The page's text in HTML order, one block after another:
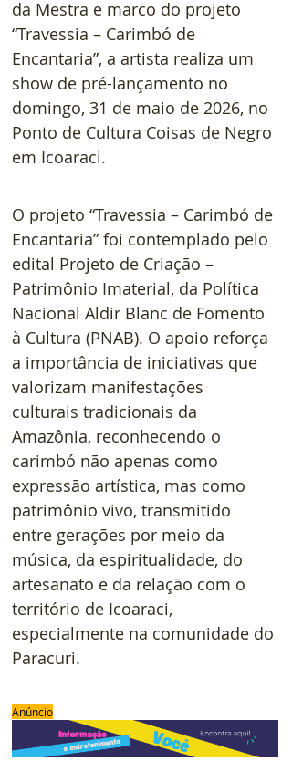
da Mestra e marco do projeto
“Travessia – Carimbó de
Encantaria”, a artista realiza um
show de pré-lançamento no
domingo, 31 de maio de 2026, no
Ponto de Cultura Coisas de Negro
em Icoaraci.
O projeto “Travessia – Carimbó de
Encantaria” foi contemplado pelo
edital Projeto de Criação –
Patrimônio Imaterial, da Política
Nacional Aldir Blanc de Fomento
à Cultura (PNAB). O apoio reforça
a importância de iniciativas que
valorizam manifestações
culturais tradicionais da
Amazônia, reconhecendo o
carimbó não apenas como
expressão artística, mas como
patrimônio vivo, transmitido
entre gerações por meio da
música, da espiritualidade, do
artesanato e da relação com o
território de Icoaraci,
especialmente na comunidade do
Paracuri.
Anúncio